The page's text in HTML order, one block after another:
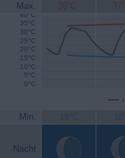
Max. 36°C
0°C
5°C
10°C
15°C
20°C
25°C
30°C
35°C
40°C
Min. 19°C
Nacht